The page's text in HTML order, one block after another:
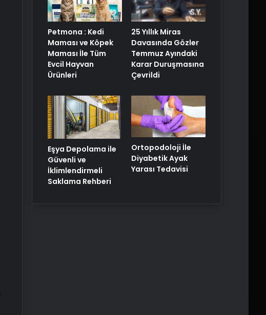
Petmona : Kedi
Maması ve Köpek
Maması İle Tüm
Evcil Hayvan
Ürünleri
25 Yıllık Miras
Davasında Gözler
Temmuz Ayındaki
Karar Duruşmasına
Çevrildi
Eşya Depolama ile
Güvenli ve
İklimlendirmeli
Saklama Rehberi
Ortopodoloji İle
Diyabetik Ayak
Yarası Tedavisi